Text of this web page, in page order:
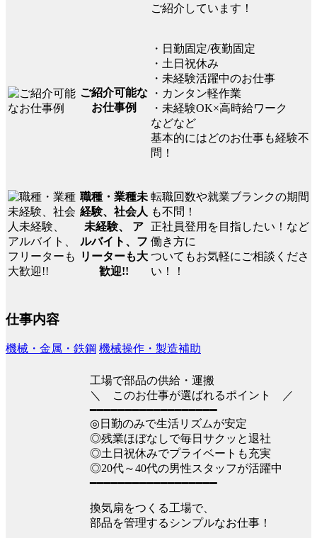
ご紹介しています！
ご紹介可能な
お仕事例
・日勤固定/夜勤固定
・土日祝休み
・未経験活躍中のお仕事
・カンタン軽作業
・未経験OK×高時給ワーク
などなど
基本的にはどのお仕事も経験不
問！
職種・業種未
経験、社会人
未経験、 ア
ルバイト、フ
リーターも大
歓迎!!
転職回数や就業ブランクの期間
も不問！
正社員登用を目指したい！など
働き方に
ついてもお気軽にご相談くださ
い！！
仕事内容
機械・金属・鉄鋼 機械操作・製造補助
工場で部品の供給・運搬
＼ このお仕事が選ばれるポイント ／
━━━━━━━━━━━━━━━━━━
◎日勤のみで生活リズムが安定
◎残業ほぼなしで毎日サクッと退社
◎土日祝休みでプライベートも充実
◎20代～40代の男性スタッフが活躍中
━━━━━━━━━━━━━━━━━━
換気扇をつくる工場で、
部品を管理するシンプルなお仕事！